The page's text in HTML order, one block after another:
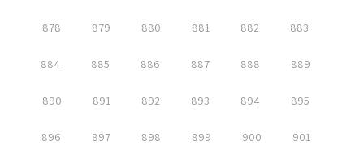
878 879 880 881 882 883
884 885 886 887 888 889
890 891 892 893 894 895
896 897 898 899 900 901